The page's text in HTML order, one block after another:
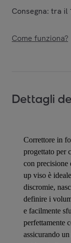
Consegna: tra il
Come funziona?
Dettagli
Correttore in
progettato per
con precisione
up viso è
discromie,
definire i
e facilmente
perfettamente
assicurando